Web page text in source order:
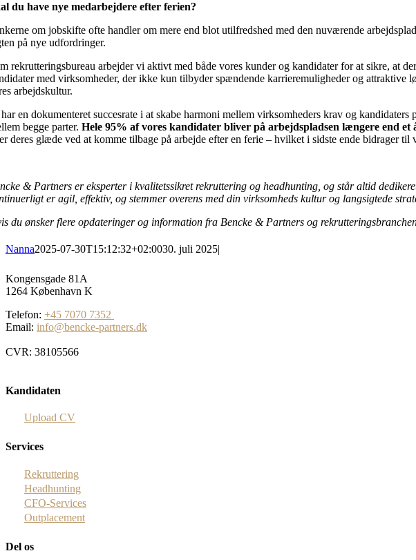
du have nye medarbejdere efter ferien?
om jobskifte ofte handler om mere end blot utilfredshed med den nuværende
på nye udfordringer.
rekrutteringsbureau arbejder vi aktivt med både vores kunder og kandidater for at sikre, at
med virksomheder, der ikke kun tilbyder spændende karrieremuligheder og attraktive
arbejdskultur.
en dokumenteret succesrate i at skabe harmoni mellem virksomheders krav og
begge parter. Hele 95% af vores kandidater bliver på arbejdspladsen længere end et
deres glæde ved at komme tilbage på arbejde efter en ferie – hvilket i sidste ende bidrager til
& Partners er eksperter i kvalitetssikret rekruttering og headhunting, og står altid
er agil, effektiv, og stemmer overens med din virksomheds kultur og langsigtede
du ønsker flere opdateringer og information fra Bencke & Partners og
Nanna2025-07-30T15:12:32+02:0030. juli 2025|
Kongensgade 81A
1264 København K
Telefon: +45 7070 7352
Email: info@bencke-partners.dk
CVR: 38105566
Kandidaten
Upload CV
Services
Rekruttering
Headhunting
CFO-Services
Outplacement
Del os